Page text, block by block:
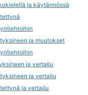
ja käytännössä
ja muutokset
ja vertailu
ja vertailu
ja vertailu